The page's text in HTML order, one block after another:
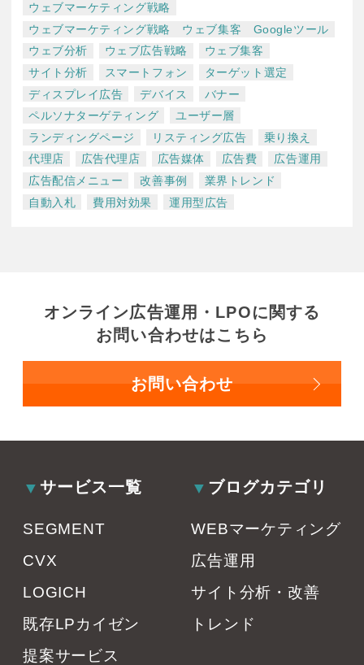
ウェブマーケティング戦略
ウェブマーケティング戦略 ウェブ集客 Googleツール
ウェブ分析
ウェブ広告戦略
ウェブ集客
サイト分析
スマートフォン
ターゲット選定
ディスプレイ広告
デバイス
バナー
ペルソナターゲティング
ユーザー層
ランディングページ
リスティング広告
乗り換え
代理店
広告代理店 広告媒体 広告費
広告運用
広告配信メニュー
改善事例
業界トレンド
自動入札
費用対効果 運用型広告
オンライン広告運用・LPOに関する
お問い合わせはこちら
お問い合わせ
サービス一覧
SEGMENT
CVX
LOGICH
既存LPカイゼン
提案サービス
ブログカテゴリ
WEBマーケティング
広告運用
サイト分析・改善
トレンド